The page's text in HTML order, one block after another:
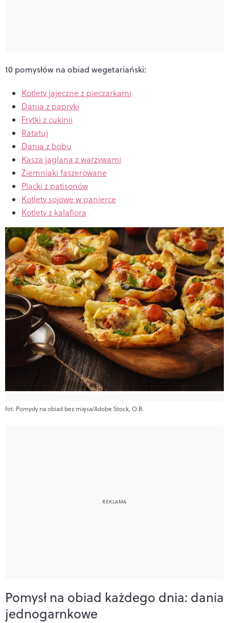
10 pomysłów na obiad wegetariański:
Kotlety jajeczne z pieczarkami
Dania z papryki
Frytki z cukinii
Ratatuj
Dania z bobu
Kasza jaglana z warzywami
Ziemniaki faszerowane
Placki z patisonów
Kotlety sojowe w panierce
Kotlety z kalafiora
fot. Pomysły na obiad bez mięsa/Adobe Stock, O.B.
Pomysł na obiad każdego dnia: dania
jednogarnkowe